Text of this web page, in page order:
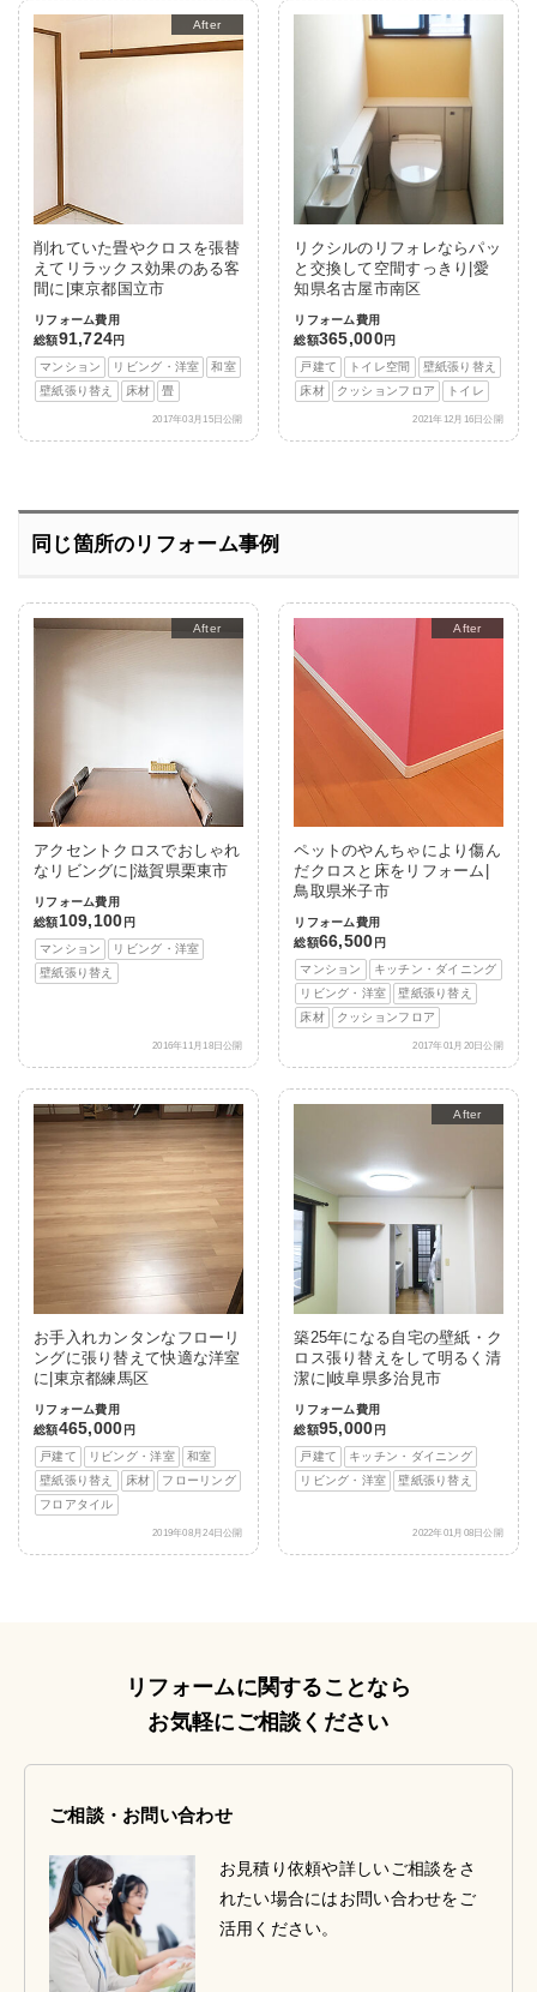
After
削れていた畳やクロスを張替
えてリラックス効果のある客
間に|東京都国立市
リフォーム費用
総額91,724円
マンション
リビング・洋室
和室
壁紙張り替え
床材 畳
2017年03月15日公開
リクシルのリフォレならパッ
と交換して空間すっきり|愛
知県名古屋市南区
リフォーム費用
総額365,000円
戸建て
トイレ空間
壁紙張り替え
床材
クッションフロア トイレ
2021年12月16日公開
同じ箇所のリフォーム事例
After
アクセントクロスでおしゃれ
なリビングに|滋賀県栗東市
リフォーム費用
総額109,100 円
マンション
リビング・洋室
壁紙張り替え
2016年11月18日公開
After
ペットのやんちゃにより傷ん
だクロスと床をリフォーム|
鳥取県米子市
リフォーム費用
総額66,500 円
マンション
キッチン・ダイニング
リビング・洋室
壁紙張り替え
床材
クッションフロア
2017年01月20日公開
お手入れカンタンなフローリ
ングに張り替えて快適な洋室
に|東京都練馬区
リフォーム費用
総額465,000 円
戸建て
リビング・洋室
和室
壁紙張り替え
床材
フローリング
フロアタイル
2019年08月24日公開
After
築25年になる自宅の壁紙・ク
ロス張り替えをして明るく清
潔に|岐阜県多治見市
リフォーム費用
総額95,000 円
戸建て
キッチン・ダイニング
リビング・洋室
壁紙張り替え
2022年01月08日公開
リフォームに関することなら
お気軽にご相談ください
ご相談・お問い合わせ
お見積り依頼や詳しいご相談をさ
れたい場合にはお問い合わせをご
活用ください。